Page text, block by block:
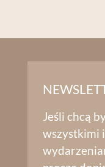
Jeśli chcą
wszystkimi